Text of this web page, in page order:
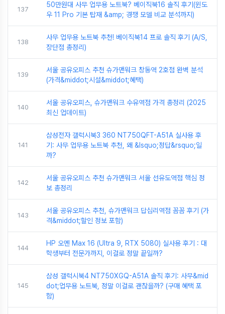
137
50만원대 사무 업무용 노트북? 베이직북16 솔직 후기(윈도
우 11 Pro 기본 탑재 &amp; 경쟁 모델 비교 분석까지)
138
사무 업무용 노트북 추천! 베이직북14 프로 솔직 후기 (A/S,
장단점 총정리)
139
서울 공유오피스 추천 슈가맨워크 창동역 2호점 완벽 분석
(가격&middot;시설&middot;혜택)
140
서울 공유오피스, 슈가맨워크 수유역점 가격 총정리 (2025
최신 업데이트)
141
삼성전자 갤럭시북3 360 NT750QFT-A51A 실사용 후
기: 사무 업무용 노트북 추천, 왜 &lsquo;정답&rsquo;일
까?
142
서울 공유오피스 추천 슈가맨워크 서울 선유도역점 핵심 정
보 총정리
143
서울 공유오피스 추천, 슈가맨워크 답십리역점 꼼꼼 후기 (가
격&middot;할인 정보 포함)
144
HP 오멘 Max 16 (Ultra 9, RTX 5080) 실사용 후기 : 대
학생부터 전문가까지, 이걸로 정말 끝일까?
145
삼성 갤럭시북4 NT750XGQ-A51A 솔직 후기: 사무&mid
dot;업무용 노트북, 정말 이걸로 괜찮을까? (구매 혜택 포
함)